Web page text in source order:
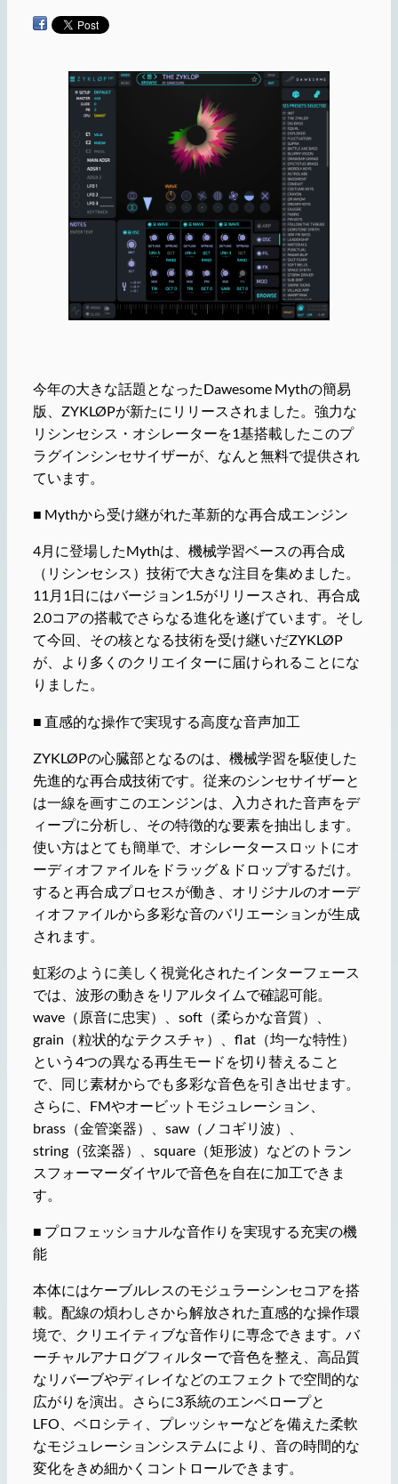
今年の大きな話題となったDawesome Mythの簡易
版、ZYKLØPが新たにリリースされました。強力な
リシンセシス・オシレーターを1基搭載したこのプ
ラグインシンセサイザーが、なんと無料で提供され
ています。
■ Mythから受け継がれた革新的な再合成エンジン
4月に登場したMythは、機械学習ベースの再合成
（リシンセシス）技術で大きな注目を集めました。
11月1日にはバージョン1.5がリリースされ、再合成
2.0コアの搭載でさらなる進化を遂げています。そし
て今回、その核となる技術を受け継いだZYKLØP
が、より多くのクリエイターに届けられることにな
りました。
■ 直感的な操作で実現する高度な音声加工
ZYKLØPの心臓部となるのは、機械学習を駆使した
先進的な再合成技術です。従来のシンセサイザーと
は一線を画すこのエンジンは、入力された音声をデ
ィープに分析し、その特徴的な要素を抽出します。
使い方はとても簡単で、オシレータースロットにオ
ーディオファイルをドラッグ＆ドロップするだけ。
すると再合成プロセスが働き、オリジナルのオーデ
ィオファイルから多彩な音のバリエーションが生成
されます。
虹彩のように美しく視覚化されたインターフェース
では、波形の動きをリアルタイムで確認可能。
wave（原音に忠実）、soft（柔らかな音質）、
grain（粒状的なテクスチャ）、flat（均一な特性）
という4つの異なる再生モードを切り替えること
で、同じ素材からでも多彩な音色を引き出せます。
さらに、FMやオービットモジュレーション、
brass（金管楽器）、saw（ノコギリ波）、
string（弦楽器）、square（矩形波）などのトラン
スフォーマーダイヤルで音色を自在に加工できま
す。
■ プロフェッショナルな音作りを実現する充実の機
能
本体にはケーブルレスのモジュラーシンセコアを搭
載。配線の煩わしさから解放された直感的な操作環
境で、クリエイティブな音作りに専念できます。バ
ーチャルアナログフィルターで音色を整え、高品質
なリバーブやディレイなどのエフェクトで空間的な
広がりを演出。さらに3系統のエンベロープと
LFO、ベロシティ、プレッシャーなどを備えた柔軟
なモジュレーションシステムにより、音の時間的な
変化をきめ細かくコントロールできます。